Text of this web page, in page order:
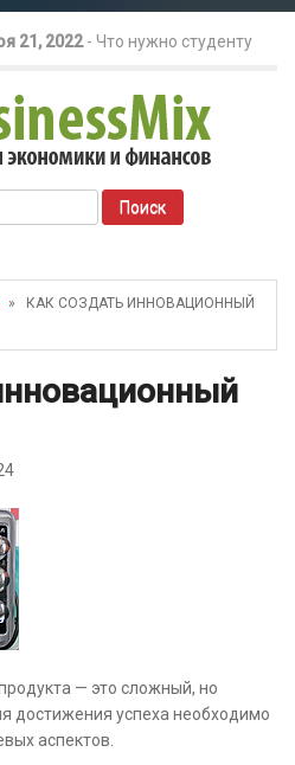
21, 2022- Что нужно студенту
открытия бизнеса?
26, 2022-Телефония для
лучшие инструменты для
защитить свой бизнес?
КАК СОЗДАТЬ ИННОВАЦИОННЫЙ
— это сложный, но
достижения успеха необходимо
аспектов.